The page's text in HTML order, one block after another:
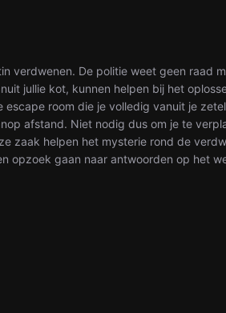
verdwenen. De politie weet geen raad
jullie kot, kunnen helpen bij het
escape room die je volledig vanuit je
afstand. Niet nodig dus om je te
zaak helpen het mysterie rond de
opzoek gaan naar antwoorden op het